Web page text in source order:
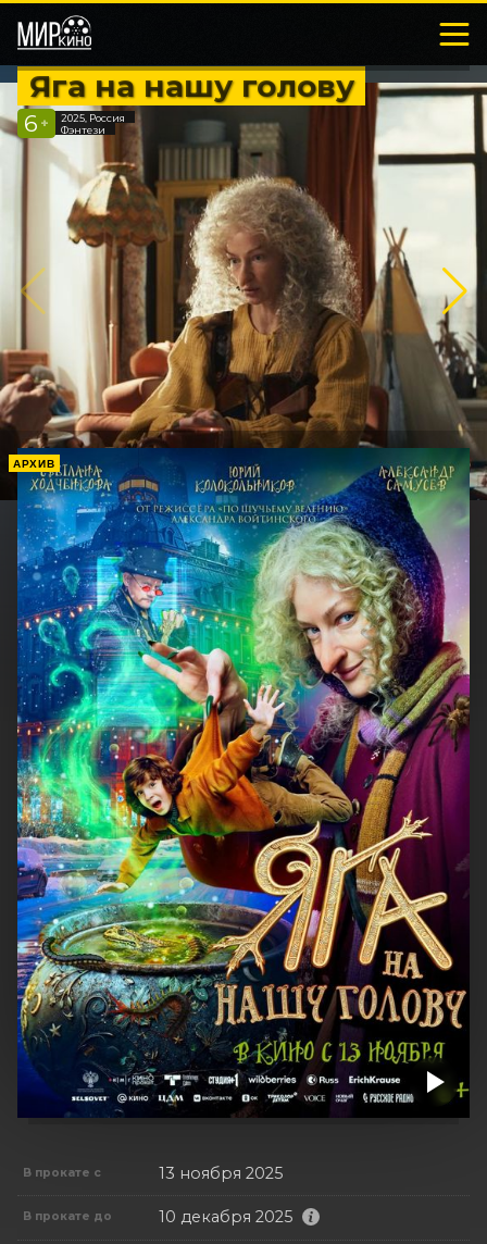
Яга на нашу голову
6 +
2025, Россия
Фэнтези
АРХИВ
В прокате с 13 ноября 2025
В прокате до 10 декабря 2025